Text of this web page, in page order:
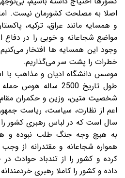
اصلا به مصلحت کشورمان نیست. اما
و همسایه مانند عراق، ترکیه،
مواضع شجاعانه و خوبی را در دفاع
وجود این همسایه ها افتخار
خطرات را پشت سر می‌گذاریم.
موسس دانشگاه ادیان و مذاهب با
طول تاریخ 2500 ساله
شخصیت متین، وزین و حکمران
سال است که در لباس رهبری کشور را
به هیچ وجه جنگ طلب نبوده و
همواره شجاعانه و مقتدرانه از
داده و کشور را کاملا رهبری